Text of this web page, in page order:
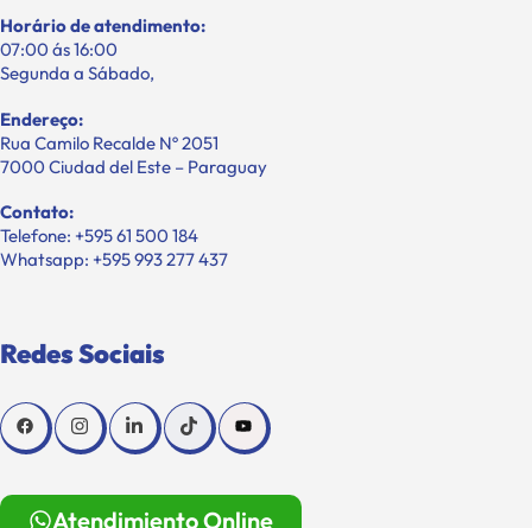
Horário de atendimento:
07:00 ás 16:00
Segunda a Sábado,
Endereço:
Rua Camilo Recalde Nº 2051
7000 Ciudad del Este – Paraguay
Contato:
Telefone: +595 61 500 184
Whatsapp: +595 993 277 437
Redes Sociais
Atendimiento Online